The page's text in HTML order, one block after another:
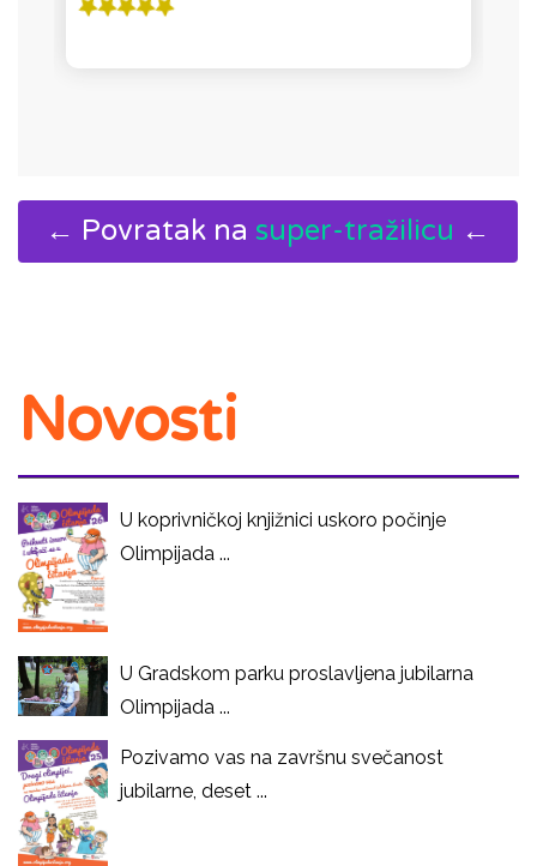
← Povratak na super-tražilicu ←
Novosti
U koprivničkoj knjižnici uskoro počinje
Olimpijada ...
U Gradskom parku proslavljena jubilarna
Olimpijada ...
Pozivamo vas na završnu svečanost
jubilarne, deset ...